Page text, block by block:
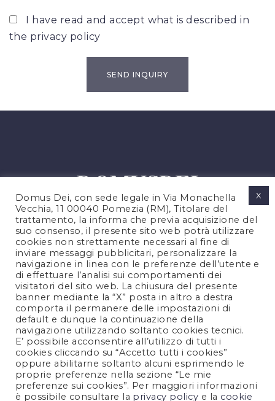
I have read and accept what is described in
the privacy policy
PRIVACY POLICY
COOKIES POLICY
LEGAL NOTES
CONTACTS
FOLLOW US
Domus Dei, con sede legale in Via Monachella
Vecchia, 11 00040 Pomezia (RM), Titolare del
trattamento, la informa che previa acquisizione del
suo consenso, il presente sito web potrà utilizzare
cookies non strettamente necessari al fine di
inviare messaggi pubblicitari, personalizzare la
navigazione in linea con le preferenze dell’utente e
di effettuare l’analisi sui comportamenti dei
visitatori del sito web. La chiusura del presente
banner mediante la “X” posta in altro a destra
comporta il permanere delle impostazioni di
default e dunque la continuazione della
navigazione utilizzando soltanto cookies tecnici.
E’ possibile acconsentire all’utilizzo di tutti i
cookies cliccando su “Accetto tutti i cookies”
oppure abilitarne soltanto alcuni esprimendo le
proprie preferenze nella sezione “Le mie
preferenze sui cookies”. Per maggiori informazioni
è possibile consultare la privacy policy e la cookie
X